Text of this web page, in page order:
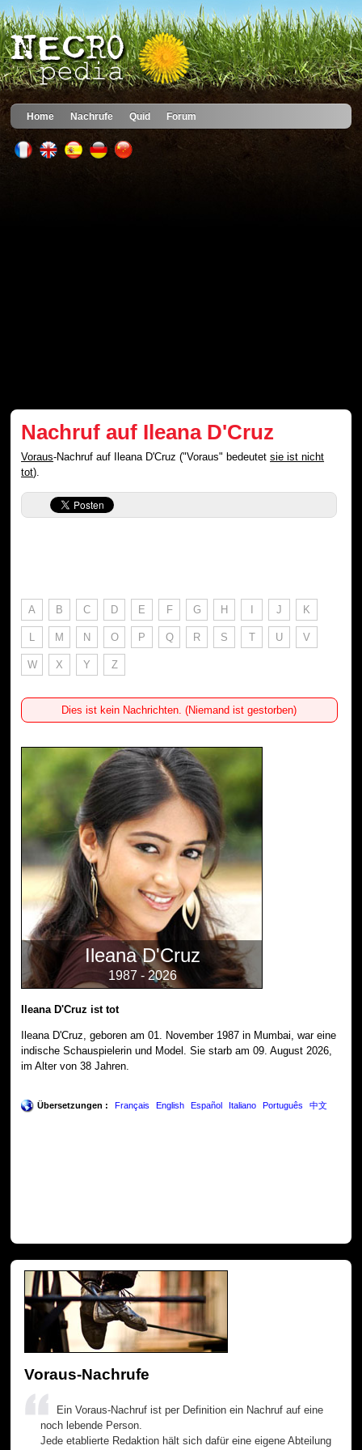
Home Nachrufe Quid Forum
Nachruf auf Ileana D'Cruz
Voraus-Nachruf auf Ileana D'Cruz ("Voraus" bedeutetsie ist nicht
tot).
A B C D E F G H I J K
L M N O P Q R S T U V
W X Y Z
Dies ist kein Nachrichten. (Niemand ist gestorben)
Ileana D'Cruz
1987 - 2026
Ileana D'Cruz ist tot
Ileana D'Cruz, geboren am 01. November 1987 in Mumbai, war eine
indische Schauspielerin und Model. Sie starb am 09. August 2026,
im Alter von 38 Jahren.
Übersetzungen : Français English Español Italiano Português 中文
Voraus-Nachrufe
Ein Voraus-Nachruf ist per Definition ein Nachruf auf eine
noch lebende Person.
Jede etablierte Redaktion hält sich dafür eine eigene Abteilung